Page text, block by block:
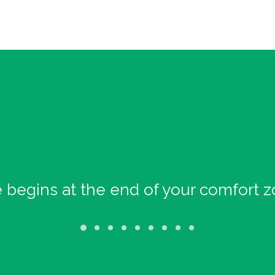
begins at the end of your comfort